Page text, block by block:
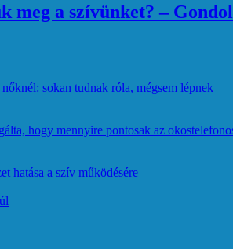
meg a szívünket? –
sokan tudnak róla, mégsem lépnek
hogy mennyire pontosak az
hatása a szív működésére